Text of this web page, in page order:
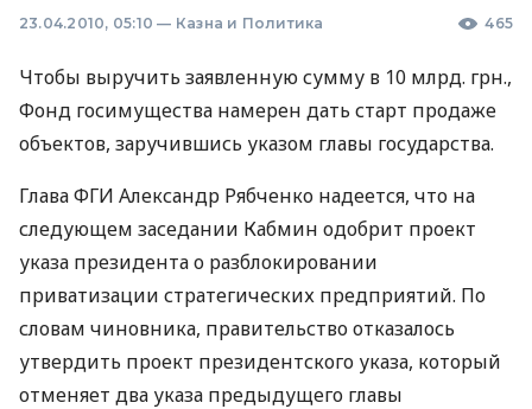
23.04.2010, 05:10 — Казна и Политика 465
Чтобы выручить заявленную сумму в 10 млрд. грн.,
Фонд госимущества намерен дать старт продаже
объектов, заручившись указом главы государства.
Глава ФГИ Александр Рябченко надеется, что на
следующем заседании Кабмин одобрит проект
указа президента о разблокировании
приватизации стратегических предприятий. По
словам чиновника, правительство отказалось
утвердить проект президентского указа, который
отменяет два указа предыдущего главы